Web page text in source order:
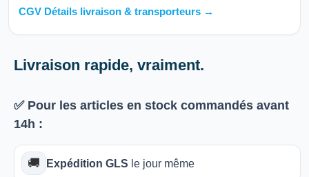
CGV Détails livraison & transporteurs →
Livraison rapide, vraiment.
✅ Pour les articles en stock commandés avant
14h :
🚚 Expédition GLS le jour même